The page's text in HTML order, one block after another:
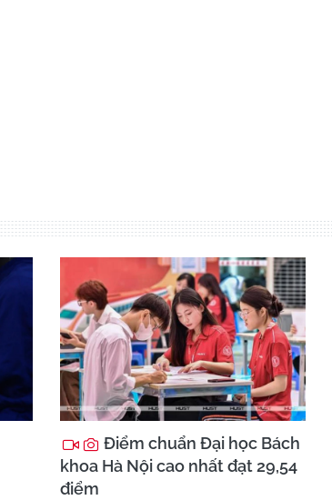
Điểm chuẩn Đại học Bách
khoa Hà Nội cao nhất đạt 29,54
điểm